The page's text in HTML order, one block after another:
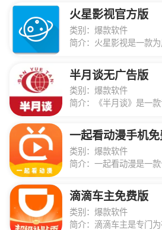
火星影视官方版
类别：爆款软件
简介： 火星影视是一款为用
半月谈无广告版
类别：爆款软件
简介：
《半月谈》是一款专
一起看动漫手机
类别：爆款软件
简介：一起看动漫是一款十
滴滴车主免费版
类别：爆款软件
简介： 滴滴车主是专门为有